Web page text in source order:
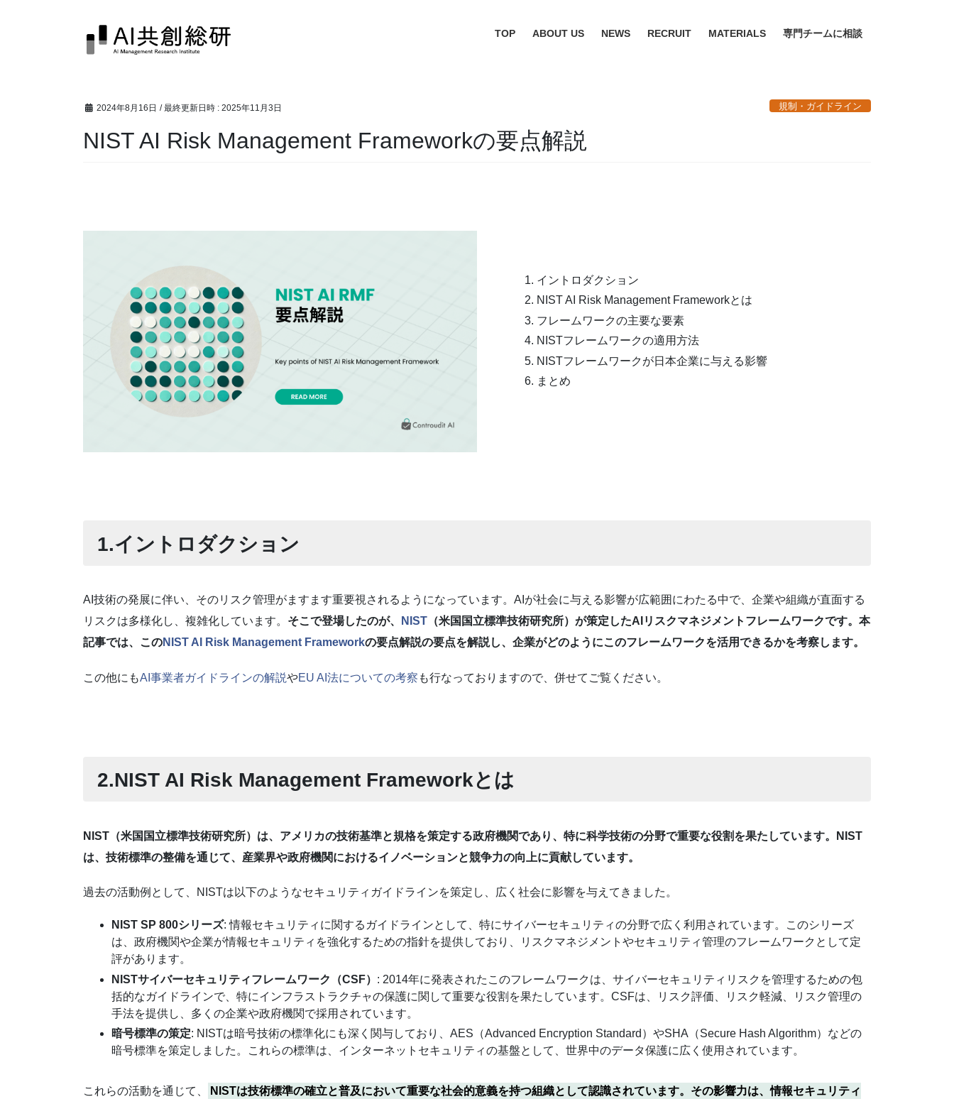
TOP ABOUT US NEWS RECRUIT MATERIALS 専門チームに相談
2024年8月16日 / 最終更新日時 : 2025年11月3日 規制・ガイドライン
NIST AI Risk Management Frameworkの要点解説
イントロダクション
NIST AI Risk Management Frameworkとは
フレームワークの主要な要素
NISTフレームワークの適用方法
NISTフレームワークが日本企業に与える影響
まとめ
1.イントロダクション
AI技術の発展に伴い、そのリスク管理がますます重要視されるようになっています。AIが社会に与える影響が広範囲にわたる中で、企業や組織が直面する
リスクは多様化し、複雑化しています。 そこで登場したのが、 NIST （米国国立標準技術研究所）が策定したAIリスクマネジメントフレームワークです。本
記事では、このNIST AI Risk Management Frameworkの要点解説の要点を解説し、企業がどのようにこのフレームワークを活用できるかを考察します。
この他にもAI事業者ガイドラインの解説やEU AI法についての考察 も行なっておりますので、併せてご覧ください。
2.NIST AI Risk Management Frameworkとは
NIST（米国国立標準技術研究所）は、アメリカの技術基準と規格を策定する政府機関であり、特に科学技術の分野で重要な役割を果たしています。NIST
は、技術標準の整備を通じて、産業界や政府機関におけるイノベーションと競争力の向上に貢献しています。
過去の活動例として、NISTは以下のようなセキュリティガイドラインを策定し、広く社会に影響を与えてきました。
NIST SP 800シリーズ: 情報セキュリティに関するガイドラインとして、特にサイバーセキュリティの分野で広く利用されています。このシリーズ
は、政府機関や企業が情報セキュリティを強化するための指針を提供しており、リスクマネジメントやセキュリティ管理のフレームワークとして定
評があります。
NISTサイバーセキュリティフレームワーク（CSF） : 2014年に発表されたこのフレームワークは、サイバーセキュリティリスクを管理するための包
括的なガイドラインで、特にインフラストラクチャの保護に関して重要な役割を果たしています。CSFは、リスク評価、リスク軽減、リスク管理の
手法を提供し、多くの企業や政府機関で採用されています。
暗号標準の策定: NISTは暗号技術の標準化にも深く関与しており、AES（Advanced Encryption Standard）やSHA（Secure Hash Algorithm）などの
暗号標準を策定しました。これらの標準は、インターネットセキュリティの基盤として、世界中のデータ保護に広く使用されています。
これらの活動を通じて、
NISTは技術標準の確立と普及において重要な社会的意義を持つ組織として認識されています。その影響力は、情報セキュリティ